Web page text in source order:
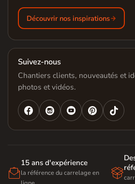
Découvrir nos inspirations
Suivez-nous
Chantiers clients, nouveautés et
photos et vidéos.
   

15 ans d'expérience
la référence du carrelage en
